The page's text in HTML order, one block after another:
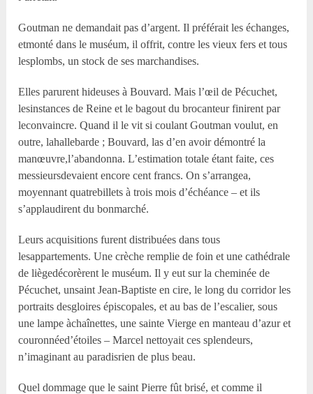
Goutman ne demandait pas d’argent. Il préférait les échanges,
etmonté dans le muséum, il offrit, contre les vieux fers et tous
lesplombs, un stock de ses marchandises.
Elles parurent hideuses à Bouvard. Mais l’œil de Pécuchet,
lesinstances de Reine et le bagout du brocanteur finirent par
leconvaincre. Quand il le vit si coulant Goutman voulut, en
outre, lahallebarde ; Bouvard, las d’en avoir démontré la
manœuvre,l’abandonna. L’estimation totale étant faite, ces
messieursdevaient encore cent francs. On s’arrangea,
moyennant quatrebillets à trois mois d’échéance – et ils
s’applaudirent du bonmarché.
Leurs acquisitions furent distribuées dans tous
lesappartements. Une crèche remplie de foin et une cathédrale
de liègedécorèrent le muséum. Il y eut sur la cheminée de
Pécuchet, unsaint Jean-Baptiste en cire, le long du corridor les
portraits desgloires épiscopales, et au bas de l’escalier, sous
une lampe àchaînettes, une sainte Vierge en manteau d’azur et
couronnéed’étoiles – Marcel nettoyait ces splendeurs,
n’imaginant au paradisrien de plus beau.
Quel dommage que le saint Pierre fût brisé, et comme il